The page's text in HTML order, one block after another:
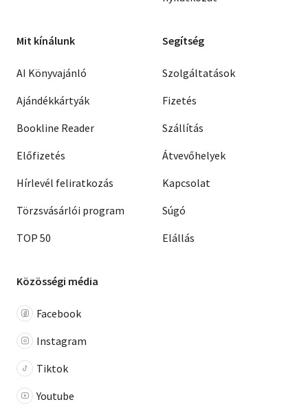
Mit kínálunk
AI Könyvajánló
Ajándékkártyák
Bookline Reader
Előfizetés
Hírlevél feliratkozás
Törzsvásárlói program
TOP 50
Segítség
Szolgáltatások
Fizetés
Szállítás
Átvevőhelyek
Kapcsolat
Súgó
Elállás
Közösségi média
Facebook
Instagram
Tiktok
Youtube